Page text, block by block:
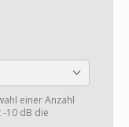
einer Anzahl
10 dB die